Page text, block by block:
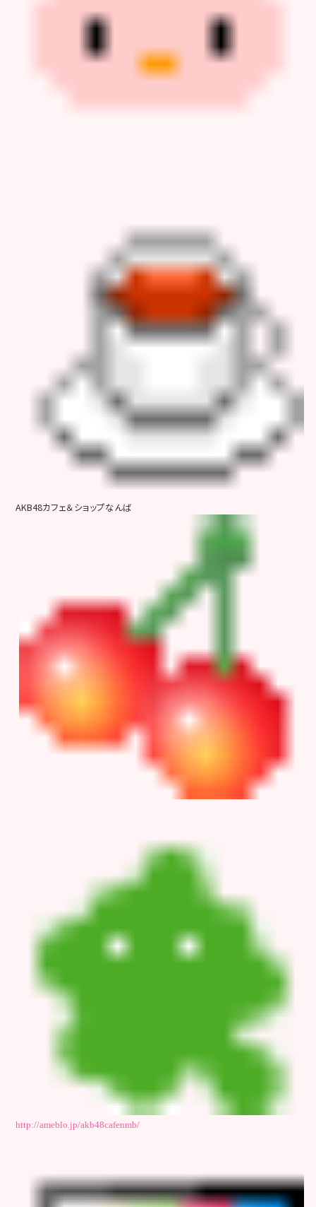
AKB48カフェ＆ショップなんば
http://ameblo.jp/akb48cafenmb/